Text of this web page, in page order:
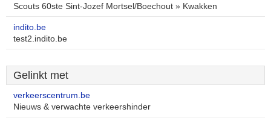
Scouts 60ste Sint-Jozef Mortsel/Boechout » Kwakken
indito.be
test2.indito.be
Gelinkt met
verkeerscentrum.be
Nieuws & verwachte verkeershinder